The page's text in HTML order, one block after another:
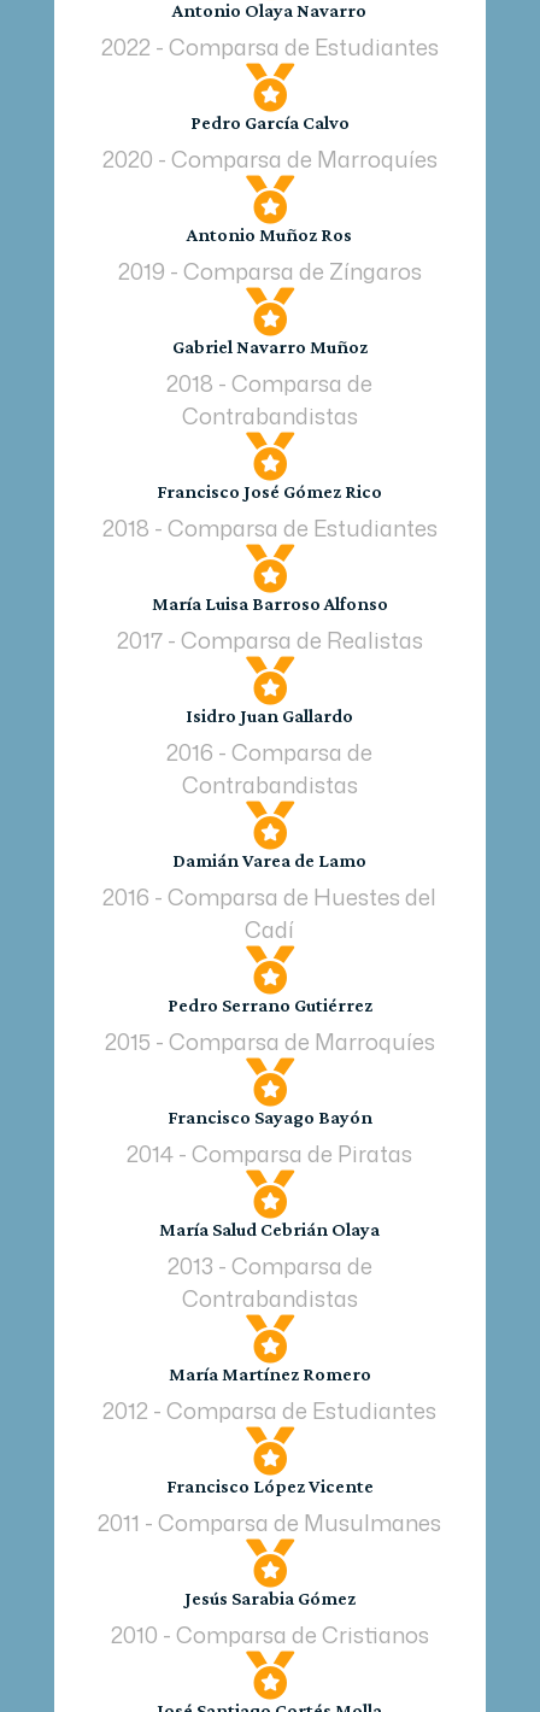
Antonio Olaya Navarro
2022 - Comparsa de Estudiantes

Pedro García Calvo
2020 - Comparsa de Marroquíes

Antonio Muñoz Ros
2019 - Comparsa de Zíngaros

Gabriel Navarro Muñoz
2018 - Comparsa de
Contrabandistas

Francisco José Gómez Rico
2018 - Comparsa de Estudiantes

María Luisa Barroso Alfonso
2017 - Comparsa de Realistas

Isidro Juan Gallardo
2016 - Comparsa de
Contrabandistas

Damián Varea de Lamo
2016 - Comparsa de Huestes del
Cadí

Pedro Serrano Gutiérrez
2015 - Comparsa de Marroquíes

Francisco Sayago Bayón
2014 - Comparsa de Piratas

María Salud Cebrián Olaya
2013 - Comparsa de
Contrabandistas

María Martínez Romero
2012 - Comparsa de Estudiantes

Francisco López Vicente
2011 - Comparsa de Musulmanes

Jesús Sarabia Gómez
2010 - Comparsa de Cristianos
